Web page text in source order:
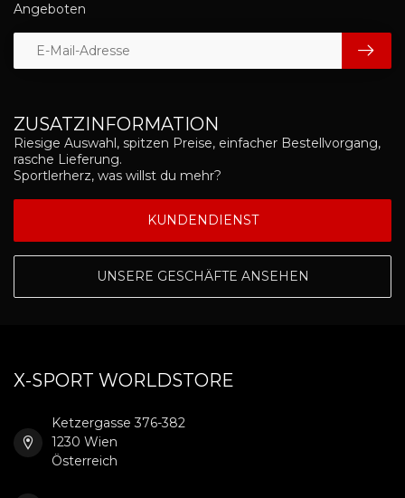
ZUSATZINFORMATION
Riesige Auswahl, spitzen Preise, einfacher Bestellvorgang,
rasche Lieferung.
Sportlerherz, was willst du mehr?
KUNDENDIENST
UNSERE GESCHÄFTE ANSEHEN
Angeboten
X-SPORT WORLDSTORE
Ketzergasse 376-382
1230 Wien
Österreich